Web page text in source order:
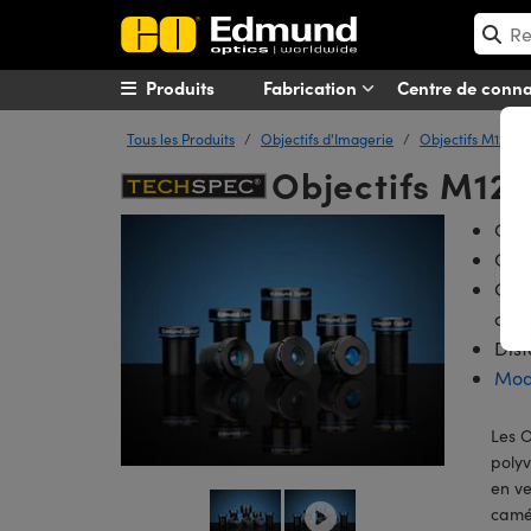
Fabrication Centre de
Produits
Tous les Produits Objectifs d'Imagerie Objectifs M12
Objectifs M12
Les
en